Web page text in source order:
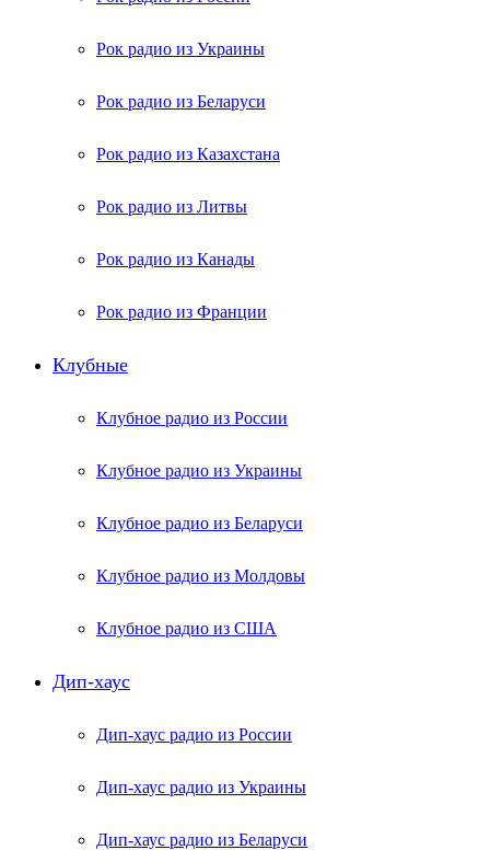
Рок радио из Украины
Рок радио из Беларуси
Рок радио из Казахстана
Рок радио из Литвы
Рок радио из Канады
Рок радио из Франции
Клубные
Клубное радио из России
Клубное радио из Украины
Клубное радио из Беларуси
Клубное радио из Молдовы
Клубное радио из США
Дип-хаус
Дип-хаус радио из России
Дип-хаус радио из Украины
Дип-хаус радио из Беларуси